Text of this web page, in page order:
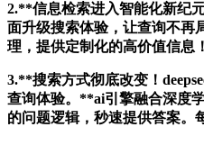
2.**信息检索进入智能化新纪
面升级搜索体验，让查询不再
理，提供定制化的高价值信息！
3.**搜索方式彻底改变！
查询体验。**ai引擎融合深度
的问题逻辑，秒速提供答案。